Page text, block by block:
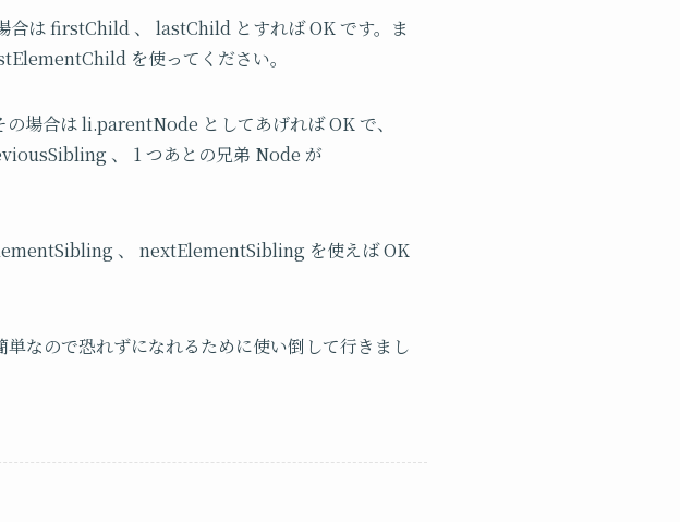
合は firstChild 、 lastChild とすれば OK です。ま
を使ってください。
場合は li.parentNode としてあげれば OK で、
、 1 つあとの兄弟 Node が
、 nextElementSibling を使えば OK
なので恐れずになれるために使い倒して行きまし